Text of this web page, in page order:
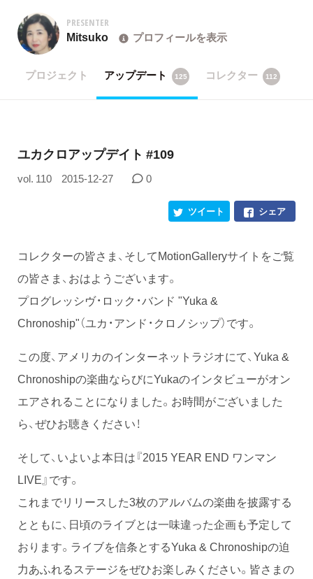
PRESENTER
Mitsuko プロフィールを表示
プロジェクト アップデート 125 コレクター 112
ユカクロアップデイト #109
vol. 110 2015-12-27 0
シェア
ツイート
コレクターの皆さま、そしてMotionGalleryサイトをご覧
の皆さま、おはようございます。
プログレッシヴ・ロック・バンド "Yuka &
Chronoship"（ユカ・アンド・クロノシップ）です。
この度、アメリカのインターネットラジオにて、Yuka &
Chronoshipの楽曲ならびにYukaのインタビューがオン
エアされることになりました。お時間がございました
ら、ぜひお聴きください！
そして、いよいよ本日は『2015 YEAR END ワンマン
LIVE』です。
これまでリリースした3枚のアルバムの楽曲を披露する
とともに、日頃のライブとは一味違った企画も予定して
おります。ライブを信条とするYuka & Chronoshipの迫
力あふれるステージをぜひお楽しみください。皆さまの